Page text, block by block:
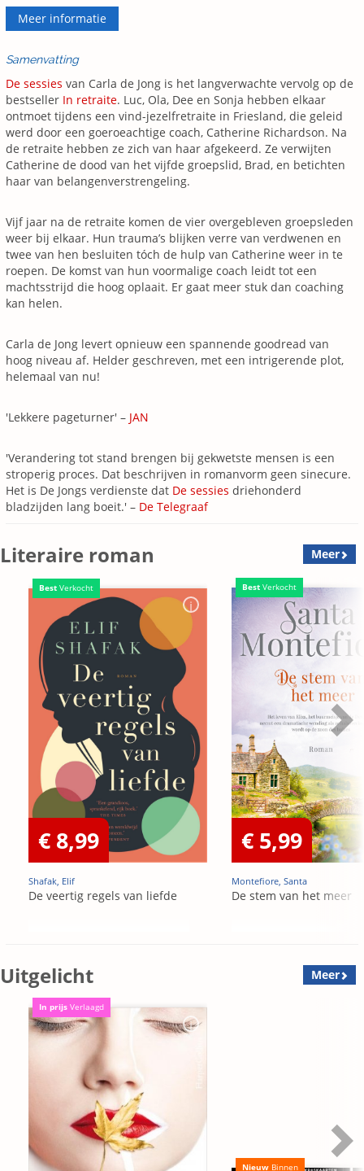
Meer informatie
Samenvatting
De sessies van Carla de Jong is het langverwachte vervolg op de
bestseller In retraite. Luc, Ola, Dee en Sonja hebben elkaar
ontmoet tijdens een vind-jezelfretraite in Friesland, die geleid
werd door een goeroeachtige coach, Catherine Richardson. Na
de retraite hebben ze zich van haar afgekeerd. Ze verwijten
Catherine de dood van het vijfde groepslid, Brad, en betichten
haar van belangenverstrengeling.
Vijf jaar na de retraite komen de vier overgebleven groepsleden
weer bij elkaar. Hun trauma’s blijken verre van verdwenen en
twee van hen besluiten tóch de hulp van Catherine weer in te
roepen. De komst van hun voormalige coach leidt tot een
machtsstrijd die hoog oplaait. Er gaat meer stuk dan coaching
kan helen.
Carla de Jong levert opnieuw een spannende goodread van
hoog niveau af. Helder geschreven, met een intrigerende plot,
helemaal van nu!
'Lekkere pageturner' – JAN
'Verandering tot stand brengen bij gekwetste mensen is een
stroperig proces. Dat beschrijven in romanvorm geen sinecure.
Het is De Jongs verdienste dat De sessies driehonderd
bladzijden lang boeit.' – De Telegraaf
Literaire roman Meer
Best Verkocht
€ 8,99
Shafak, Elif
De veertig regels van liefde
Best Verkocht
€ 5,99
Montefiore, Santa
De stem van het meer
Uitgelicht Meer
In prijs Verlaagd
Nieuw Binnen